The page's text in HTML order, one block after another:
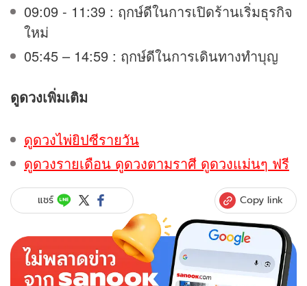
09:09 - 11:39 : ฤกษ์ดีในการเปิดร้านเริ่มธุรกิจ
ใหม่
05:45 – 14:59 : ฤกษ์ดีในการเดินทางทำบุญ
ดูดวงเพิ่มเติม
ดูดวงไพ่ยิปซีรายวัน
ดูดวงรายเดือน ดูดวงตามราศี ดูดวงแม่นๆ ฟรี
แชร์ Copy link